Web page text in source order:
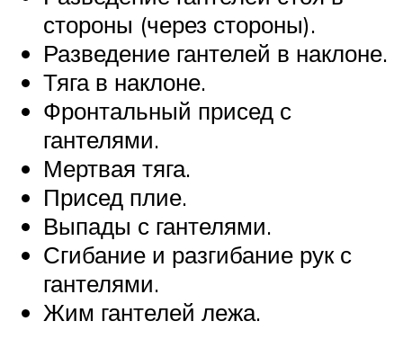
стороны (через стороны).
Разведение гантелей в наклоне.
Тяга в наклоне.
Фронтальный присед с
гантелями.
Мертвая тяга.
Присед плие.
Выпады с гантелями.
Сгибание и разгибание рук с
гантелями.
Жим гантелей лежа.